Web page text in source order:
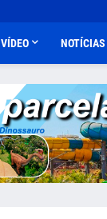
VÍDEO NOTÍCIAS